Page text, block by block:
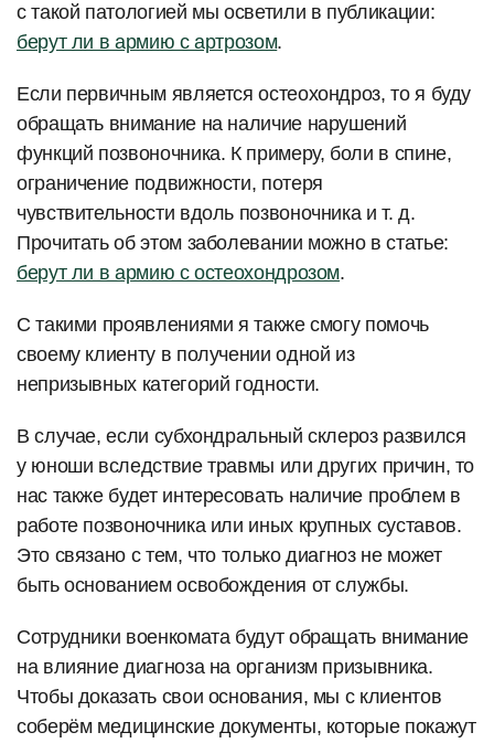
с такой патологией мы осветили в публикации:
берут ли в армию с артрозом.
Если первичным является остеохондроз, то я буду
обращать внимание на наличие нарушений
функций позвоночника. К примеру, боли в спине,
ограничение подвижности, потеря
чувствительности вдоль позвоночника и т. д.
Прочитать об этом заболевании можно в статье:
берут ли в армию с остеохондрозом.
С такими проявлениями я также смогу помочь
своему клиенту в получении одной из
непризывных категорий годности.
В случае, если субхондральный склероз развился
у юноши вследствие травмы или других причин, то
нас также будет интересовать наличие проблем в
работе позвоночника или иных крупных суставов.
Это связано с тем, что только диагноз не может
быть основанием освобождения от службы.
Сотрудники военкомата будут обращать внимание
на влияние диагноза на организм призывника.
Чтобы доказать свои основания, мы с клиентов
соберём медицинские документы, которые покажут